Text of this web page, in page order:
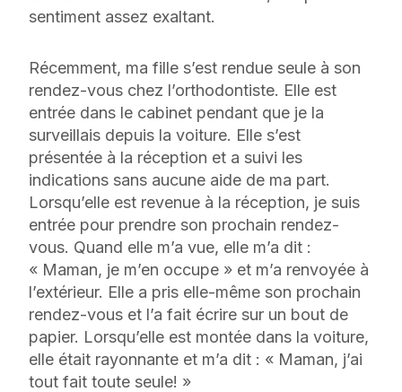
sentiment assez exaltant.
Récemment, ma fille s’est rendue seule à son
rendez-vous chez l’orthodontiste. Elle est
entrée dans le cabinet pendant que je la
surveillais depuis la voiture. Elle s’est
présentée à la réception et a suivi les
indications sans aucune aide de ma part.
Lorsqu’elle est revenue à la réception, je suis
entrée pour prendre son prochain rendez-
vous. Quand elle m’a vue, elle m’a dit :
« Maman, je m’en occupe » et m’a renvoyée à
l’extérieur. Elle a pris elle-même son prochain
rendez-vous et l’a fait écrire sur un bout de
papier. Lorsqu’elle est montée dans la voiture,
elle était rayonnante et m’a dit : « Maman, j’ai
tout fait toute seule! »